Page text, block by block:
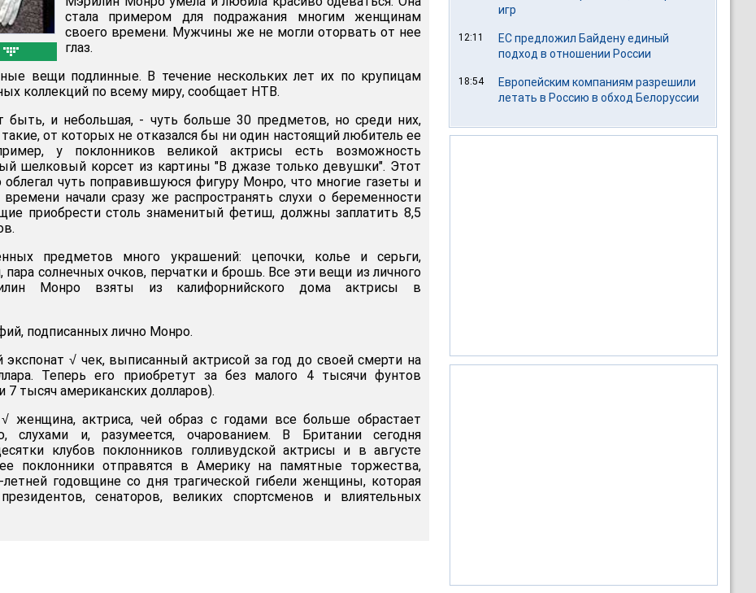
стала примером для подражания многим женщинам
своего времени. Мужчины же не могли оторвать от нее
глаз.
вещи подлинные. В течение нескольких лет их по крупицам
коллекций по всему миру, сообщает НТВ.
быть, и небольшая, - чуть больше 30 предметов, но среди них,
от которых не отказался бы ни один настоящий любитель ее
у поклонников великой актрисы есть возможность
шелковый корсет из картины "В джазе только девушки". Этот
облегал чуть поправившуюся фигуру Монро, что многие газеты и
времени начали сразу же распространять слухи о беременности
приобрести столь знаменитый фетиш, должны заплатить 8,5
предметов много украшений: цепочки, колье и серьги,
пара солнечных очков, перчатки и брошь. Все эти вещи из личного
Монро взяты из калифорнийского дома актрисы в
подписанных лично Монро.
экспонат √ чек, выписанный актрисой за год до своей смерти на
Теперь его приобретут за без малого 4 тысячи фунтов
7 тысяч американских долларов).
женщина, актриса, чей образ с годами все больше обрастает
слухами и, разумеется, очарованием. В Британии сегодня
клубов поклонников голливудской актрисы и в августе
поклонники отправятся в Америку на памятные торжества,
годовщине со дня трагической гибели женщины, которая
сенаторов, великих спортсменов и влиятельных
игр
12:11
ЕС предложил Байдену единый
подход в отношении России
18:54
Европейским компаниям разрешили
летать в Россию в обход Белоруссии